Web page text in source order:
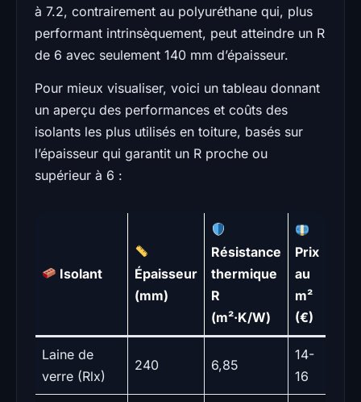
à 7.2, contrairement au polyuréthane qui, plus
performant intrinsèquement, peut atteindre un R
de 6 avec seulement 140 mm d’épaisseur.
Pour mieux visualiser, voici un tableau donnant
un aperçu des performances et coûts des
isolants les plus utilisés en toiture, basés sur
l’épaisseur qui garantit un R proche ou
supérieur à 6 :
Isolant
Épaisseur
(mm)
Résistance
thermique
R
(m²·K/W)
Prix
au
m²
(€)
Laine de
verre (Rlx)
240 6,85
14-
16